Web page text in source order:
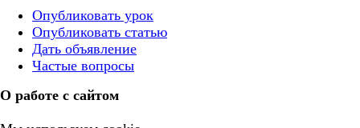
Опубликовать урок
Опубликовать статью
Дать объявление
Частые вопросы
О работе с сайтом